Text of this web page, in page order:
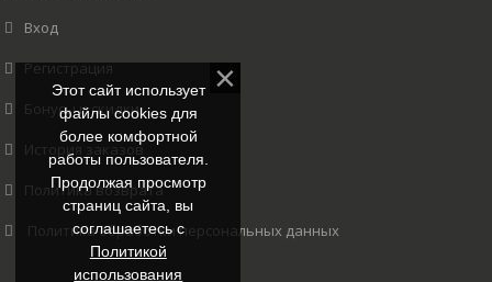
Вход
Регистрация
Бонусы и скидки
История заказов
Политика возврата
Политика обработки персональных данных
Этот сайт использует
файлы cookies для
более комфортной
работы пользователя.
Продолжая просмотр
страниц сайта, вы
соглашаетесь с
Политикой
использования